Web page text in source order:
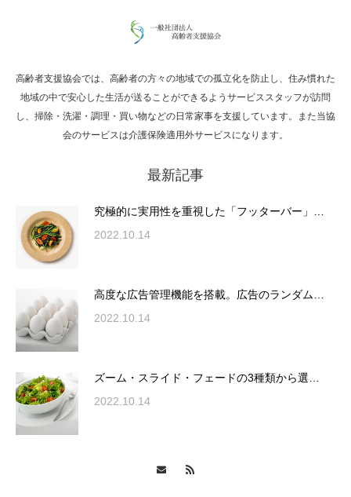
Hello world!
究極的に実用性を重視した「フッターバー」
表示やショートコード…
ズーム・スライド・フェードの3種類から選
択可能な洗練されたホ…
変幻自在、あらゆる業種に対応可能な新しい
高齢者支援協会では、高齢者の方々の地域での孤立化を防止し、住み慣れた
地域の中で安心した生活が送ることができるようサービススタッフが訪問
し、掃除・洗濯・調理・買い物などの日常家事を支援しています。また当協
会のサービスは介護保険適用外サービスになります。
最新記事
究極的に実用性を重視した「フッターバー」…
2022.10.14
高度な広告管理機能を搭載。広告のランダム…
2022.10.14
ズーム・スライド・フェードの3種類から選…
2022.10.14